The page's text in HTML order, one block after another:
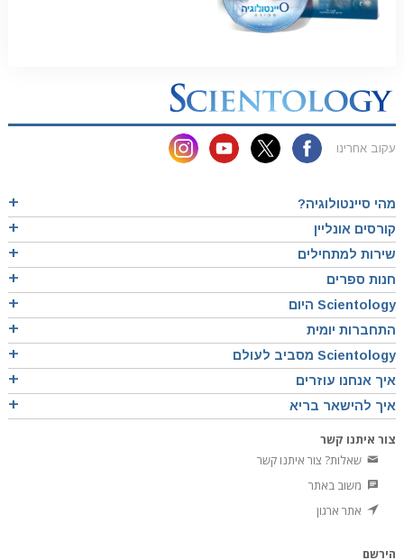
עקוב אחרינו
מהי סיינטולוגיה?
קורסים אונליין
שירות למתחילים
חנות ספרים
Scientology היום
התחברות יומית
Scientology מסביב לעולם
איך אנחנו עוזרים
איך להישאר בריא
צור איתנו קשר
שאלות? צור איתנו קשר
משוב באתר
אתר ארגון
הירשם